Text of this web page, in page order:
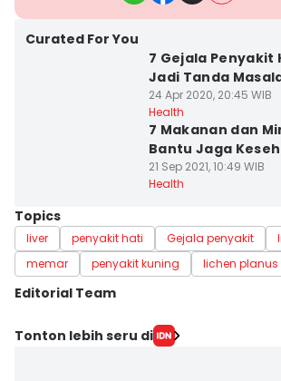
Curated For You
7 Gejala Penyakit
Jadi Tanda
24 Apr 2020, 20:45 WIB
Health
7 Makanan dan
Bantu Jaga
21 Sep 2021, 10:49 WIB
Health
Topics
liver penyakit hati Gejala penyakit
memar
penyakit kuning lichen planus
Editorial Team
Editor
Tonton lebih seru di